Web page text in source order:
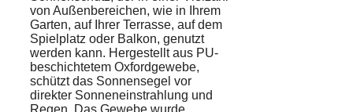
von Außenbereichen, wie in Ihrem
Garten, auf Ihrer Terrasse, auf dem
Spielplatz oder Balkon, genutzt
werden kann. Hergestellt aus PU-
beschichtetem Oxfordgewebe,
schützt das Sonnensegel vor
direkter Sonneneinstrahlung und
Regen. Das Gewebe wurde